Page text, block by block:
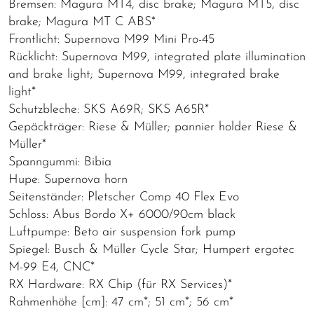
Bremsen: Magura MT4, disc brake; Magura MT5, disc
brake; Magura MT C ABS*
Frontlicht: Supernova M99 Mini Pro-45
Rücklicht: Supernova M99, integrated plate illumination
and brake light; Supernova M99, integrated brake
light*
Schutzbleche: SKS A69R; SKS A65R*
Gepäckträger: Riese & Müller; pannier holder Riese &
Müller*
Spanngummi: Bibia
Hupe: Supernova horn
Seitenständer: Pletscher Comp 40 Flex Evo
Schloss: Abus Bordo X+ 6000/90cm black
Luftpumpe: Beto air suspension fork pump
Spiegel: Busch & Müller Cycle Star; Humpert ergotec
M-99 E4, CNC*
RX Hardware: RX Chip (für RX Services)*
Rahmenhöhe [cm]: 47 cm*; 51 cm*; 56 cm*